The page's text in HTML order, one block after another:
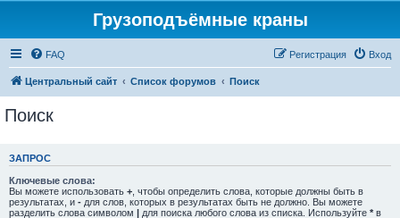
Грузоподъёмные краны
FAQ Вход
Регистрация
Центральный сайт Список форумов Поиск
Поиск
ЗАПРОС
Ключевые слова:
Вы можете использовать + , чтобы определить слова, которые должны быть в
результатах, и - для слов, которых в результатах быть не должно. Вы можете
разделить слова символом | для поиска любого слова из списка. Используйте * в